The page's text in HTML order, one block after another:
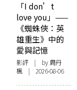
「I don’t
love you」——
《蜘蛛俠：英
雄重生》中的
愛與記憶
影評 | by周丹
楓 | 2026-08-06